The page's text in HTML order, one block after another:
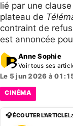
lié par une
plateau de
contraint de
est annoncée
Anne Sophie
Voir tous ses
Le 5 jun 2026 à
CINÉMA
🎧 ÉCOUTER L'ARTICLE